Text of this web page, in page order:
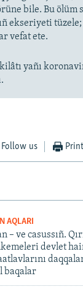
bile. Bu ölüm
ekseriyeti
vefat ete.
yañı
Follow us Print
AQLARI
– ve casussıñ.
devlet
baqalar